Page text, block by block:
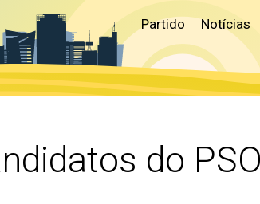
Partido Notícias
do